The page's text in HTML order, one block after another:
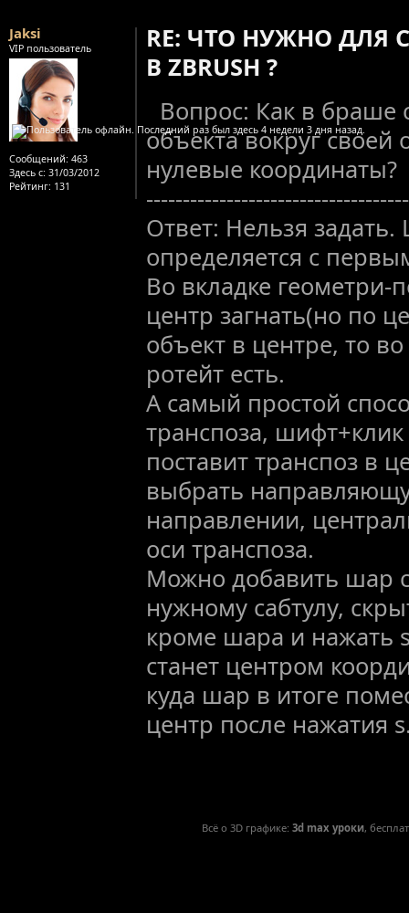
Jaksi
VIP пользователь
Сообщений: 463
Здесь с: 31/03/2012
Рейтинг: 131
RE: ЧТО НУЖНО ДЛЯ
В ZBRUSH ?
Вопрос: Как в браше
объекта вокруг своей
нулевые координаты?
Ответ: Нельзя
определяется с
Во вкладке
центр загнать(но по
объект в центре, то
ротейт есть.
А самый простой
транспоза,
поставит транспоз в
выбрать
направлении,
оси транспоза.
Можно добавить шар
нужному сабтулу,
кроме шара и нажать
станет центром
куда шар в итоге
центр после нажатия
Всё о 3D графике: 3d max уроки,